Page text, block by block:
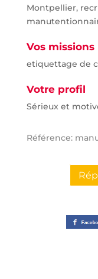
Montpellier,
Vos missions
etiquettage de
Votre profil
Sérieux et
Référence: